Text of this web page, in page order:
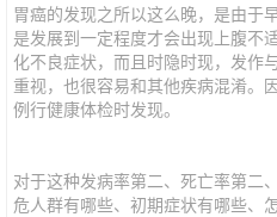
胃癌的发现之所以这么晚，是由于
是发展到一定程度才会出现上腹不
化不良症状，而且时隐时现，发作
重视，也很容易和其他疾病混淆。
例行健康体检时发现。
对于这种发病率第二、死亡率第二
危人群有哪些、初期症状有哪些、